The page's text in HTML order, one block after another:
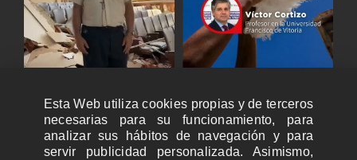
Esta Web utiliza cookies propias y de terceros
necesarias para su funcionamiento, para
analizar sus hábitos de navegación y para
servir publicidad personalizada. Asimismo,